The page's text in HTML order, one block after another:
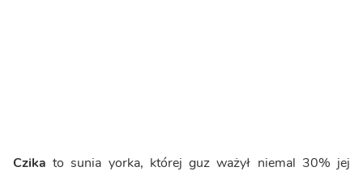
Czika to sunia yorka, której guz ważył niemal 30% jej